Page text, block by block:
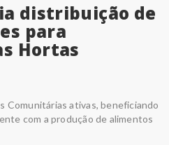
distribuição de
para
Hortas
Comunitárias ativas, beneficiando
com a produção de alimentos